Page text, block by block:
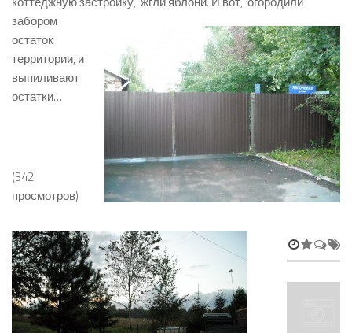
забором
остаток
территории, и
выпиливают
остатки…
(342
просмотров)